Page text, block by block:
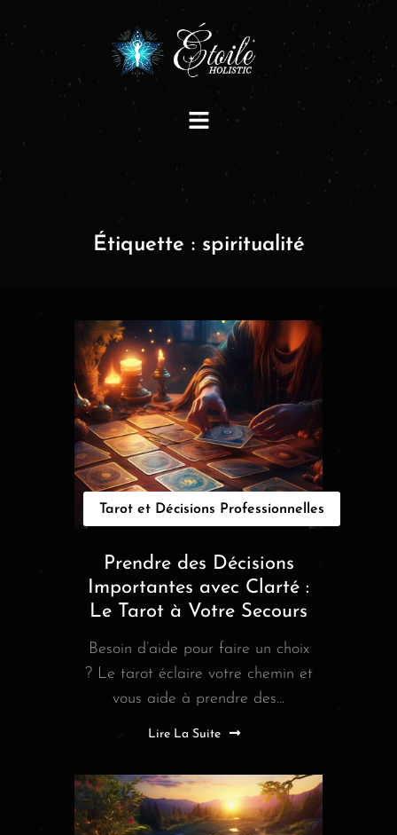
Étiquette : spiritualité
Tarot et Décisions Professionnelles
Prendre des Décisions
Importantes avec Clarté :
Le Tarot à Votre Secours
Besoin d’aide pour faire un choix
? Le tarot éclaire votre chemin et
vous aide à prendre des...
Lire La Suite